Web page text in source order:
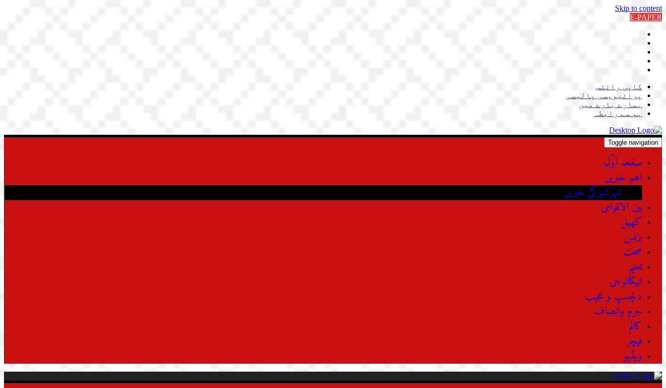
Skip to content
E-PAPER
کاپی رائٹس
پرائیویسی پالیسی
ہمارے بارے میں
ہم سے رابطہ
Toggle navigation
صفحہ اوّل
اہم خبریں
شہرشہرکی خبریں
بین الاقوامی
کھیل
بزنس
صحت
تعلیم
ٹیکنالوجی
دلچسپ و عجیب
جرم وانصاف
کالم
فیچر
ویڈیو